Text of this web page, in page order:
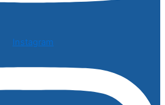
Instagram